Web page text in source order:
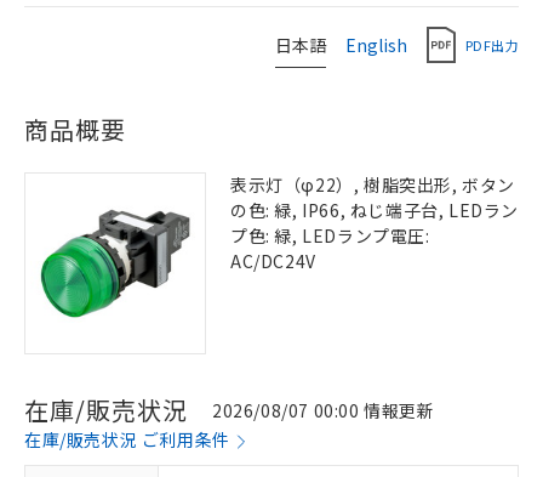
日本語 English PDF出力
商品概要
表示灯（φ22）, 樹脂突出形, ボタン
の色: 緑, IP66, ねじ端子台, LEDラン
プ色: 緑, LEDランプ電圧:
AC/DC24V
在庫/販売状況
2026/08/07 00:00 情報更新
在庫/販売状況 ご利用条件